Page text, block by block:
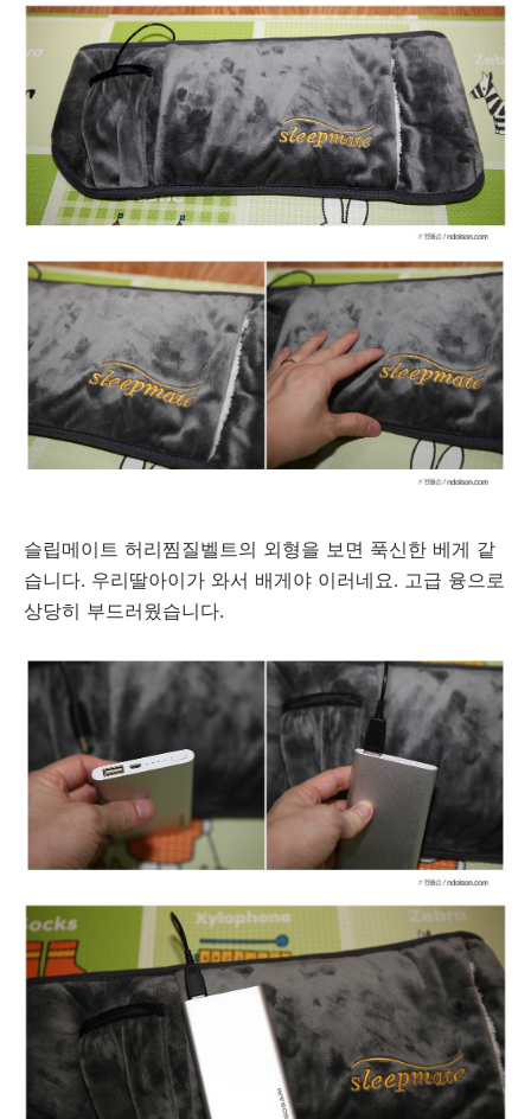
슬립메이트 허리찜질벨트의 외형을 보면 푹신한 베게 같
습니다. 우리딸아이가 와서 배게야 이러네요. 고급 융으로
상당히 부드러웠습니다.